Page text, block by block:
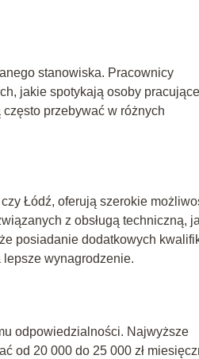
stanowiska. Pracownicy
jakie spotykają osoby
przebywać w różnych
Łódź, oferują szerokie
z obsługą techniczną,
posiadanie dodatkowych
wynagrodzenie.
odpowiedzialności. Najwyższe
od 20 000 do 25 000 zł